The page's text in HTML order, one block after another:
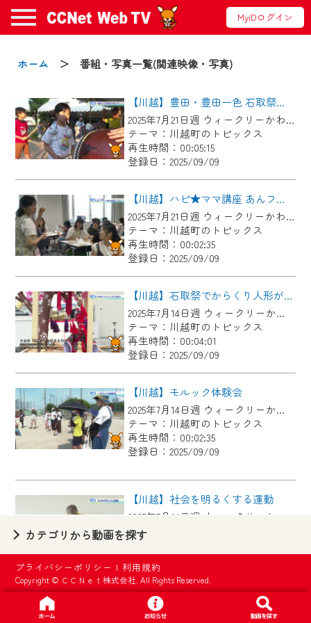
MyiDログイン
ホーム ＞ 番組・写真一覧(関連映像・写真)
【川越】豊田・豊田一色 石取祭に向けて!
2025年7月21日週 ウィークリーかわごえにて放送
テーマ：川越町のトピックス
再生時間：00:05:15
登録日：2025/09/09
【川越】ハピ★ママ講座 あんフラワー製作体験レッスン
2025年7月21日週 ウィークリーかわごえにて放送
テーマ：川越町のトピックス
再生時間：00:02:35
登録日：2025/09/09
【川越】石取祭でからくり人形が登場！？
2025年7月14日週 ウィークリーかわごえにて放送
テーマ：川越町のトピックス
再生時間：00:04:01
登録日：2025/09/09
【川越】モルック体験会
2025年7月14日週 ウィークリーかわごえにて放送
テーマ：川越町のトピックス
再生時間：00:02:35
登録日：2025/09/09
【川越】社会を明るくする運動
テーマ：川越町のトピックス
再生時間：00:01:41
登録日：2025/09/09
【川越】川越南小学校 親子奉仕作業
カテゴリから動画を探す
プライバシーポリシー |利用規約
Copyright © ＣＣＮｅｔ株式会社. All Rights Reserved.
お知らせ
2024/09/02
動画配信サービス『CCNet Web TV』は2024
年9月24日からリニューアルします！
【変更点】
◆デザイン変更により、お住まいの地域
の動画コンテンツが一目瞭然。
◆当社アプリやＰＣブラウザから、いつ
でも・どこでも・外出先でも！
CCNetサービスエリア20市町の地域情報
番組をご視聴いただけます！
【ご注意】
2024年9月24日からはご加入者様へのサー
ビス向上のため、
『CCNet Web TV』を利用いただくには、
一部コンテンツを除き、
CCNetサービスへの加入と『CCNetマイ
ページ※』へのログインが必要となりま
す。
いたします。
要となります。
※MyIDとは、CCNet Web TVを含むCCNetの
各種サービスをご利用頂くためのIDです。
IDはお客様が使っているメールアドレス
で設定できます。